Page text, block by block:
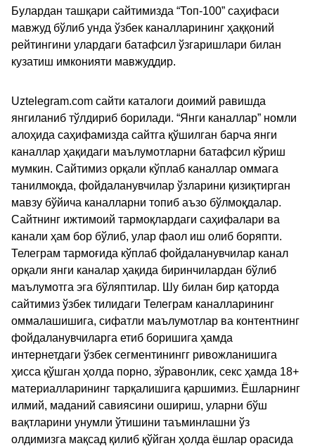
Булардан ташқари сайтимизда “Топ-100” саҳифаси
мавжуд бўлиб унда ўзбек каналларининг ҳаққоний
рейтингини улардаги батафсил ўзгаришлари билан
кузатиш имконияти мавжуддир.
Uztelegram.com сайти каталоги доимий равишда
янгиланиб тўлдириб борилади. “Янги каналлар” номли
алоҳида саҳифамизда сайтга қўшилган барча янги
каналлар ҳақидаги маълумотларни батафсил кўриш
мумкин. Сайтимиз орқали кўплаб каналлар оммага
танилмоқда, фойдаланувчилар ўзларини қизиқтирган
мавзу бўйича каналларни топиб аъзо бўлмоқдалар.
Сайтнинг ижтимоий тармоқлардаги саҳифалари ва
канали ҳам бор бўлиб, улар фаол иш олиб боряпти.
Телеграм тармоғида кўплаб фойдаланувчилар канал
орқали янги каналар ҳақида биринчилардан бўлиб
маълумотга эга бўляптилар. Шу билан бир қаторда
сайтимиз ўзбек тилидаги Телеграм каналларининг
оммалашишига, сифатли маълумотлар ва контентнинг
фойдаланувчиларга етиб боришига ҳамда
интернетдаги ўзбек сегментинингг ривожланишига
ҳисса қўшган ҳолда порно, зўравонлик, секс ҳамда 18+
материалларининг тарқалишига қаршимиз. Ёшларнинг
илмий, маданий савиясини ошириш, уларни бўш
вақтларини унумли ўтишини таъминлашни ўз
олдимизга мақсад қилиб қўйган ҳолда ёшлар орасида